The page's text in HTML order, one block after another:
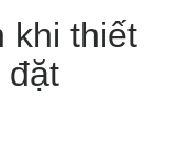
khi thiết
đặt